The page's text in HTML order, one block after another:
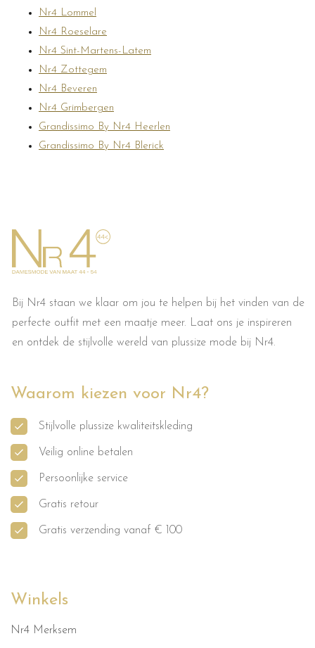
Nr4 Lommel
Nr4 Roeselare
Nr4 Sint-Martens-Latem
Nr4 Zottegem
Nr4 Beveren
Nr4 Grimbergen
Grandissimo By Nr4 Heerlen
Grandissimo By Nr4 Blerick
Bij Nr4 staan we klaar om jou te helpen bij het vinden van de
perfecte outfit met een maatje meer. Laat ons je inspireren
en ontdek de stijlvolle wereld van plussize mode bij Nr4.
Waarom kiezen voor Nr4?
Stijlvolle plussize kwaliteitskleding
Veilig online betalen
Persoonlijke service
Gratis retour
Gratis verzending vanaf € 100
Winkels
Nr4 Merksem